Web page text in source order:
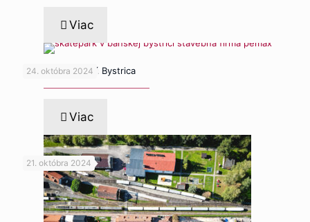
Viac
24. októbra 2024
Skatepark Banská Bystrica
Viac
21. októbra 2024